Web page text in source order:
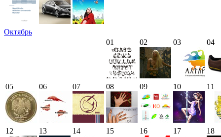
Октябрь
01
02 03 04
05 06 07 08 09 10 11
12 13 14 15 16 17 18